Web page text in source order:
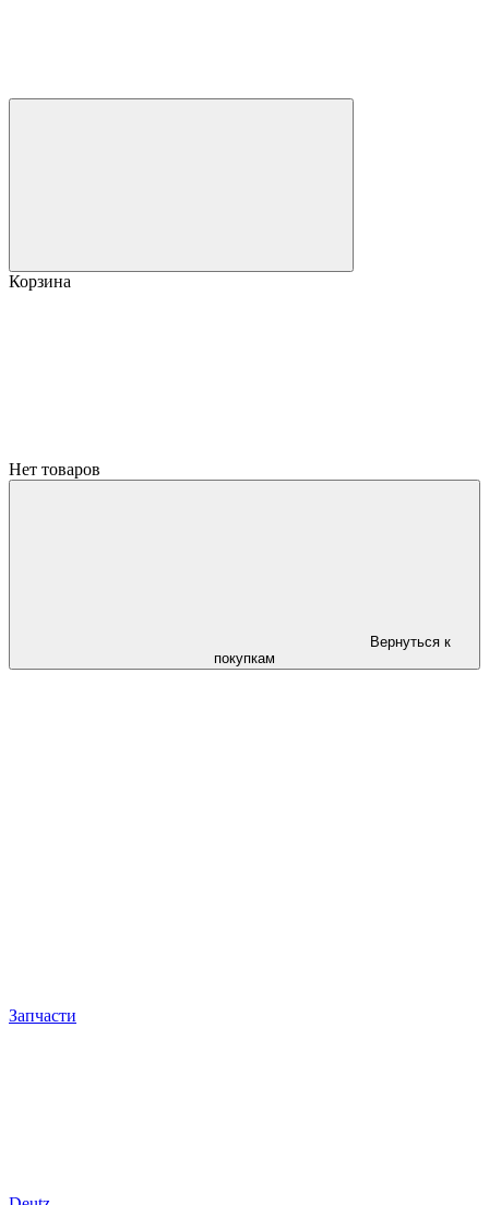
Корзина
Нет товаров
Вернуться к
покупкам
Запчасти